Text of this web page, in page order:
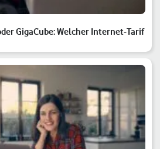
GigaCube: Welcher Internet-Tarif